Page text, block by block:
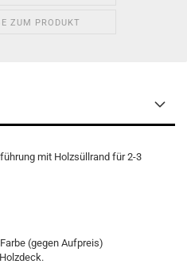
ZUM PRODUKT
mit Holzsüllrand für 2-3
(gegen Aufpreis)